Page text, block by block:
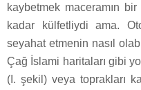
kaybetmek maceramın
kadar külfetliydi ama.
seyahat etmenin nasıl
Çağ İslami haritaları gibi
(I. şekil) veya toprakları